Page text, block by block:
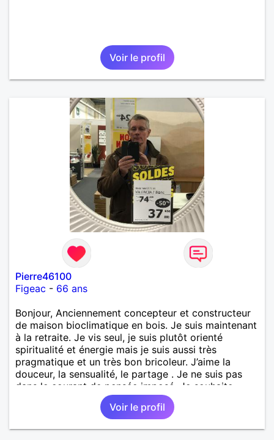
Voir le profil
Pierre46100
Figeac - 66 ans
Bonjour, Anciennement concepteur et constructeur
de maison bioclimatique en bois. Je suis maintenant
à la retraite. Je vis seul, je suis plutôt orienté
spiritualité et énergie mais je suis aussi très
pragmatique et un très bon bricoleur. J’aime la
douceur, la sensualité, le partage . Je ne suis pas
dans le courant de pensée imposé. Je souhaite
rencontrer une personne pour partager,
expérimenté, découvrir ensemble et se soutenir
mutuellement pour devenir le meilleur de soi-même
Voir le profil